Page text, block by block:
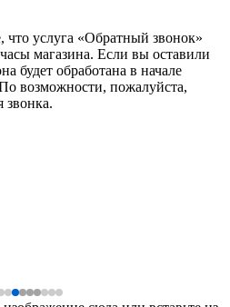
услуга «Обратный звонок»
магазина. Если вы оставили
будет обработана в начале
возможности, пожалуйста,
звонка.